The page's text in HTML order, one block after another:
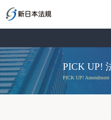
PICK UP!
PICK UP!